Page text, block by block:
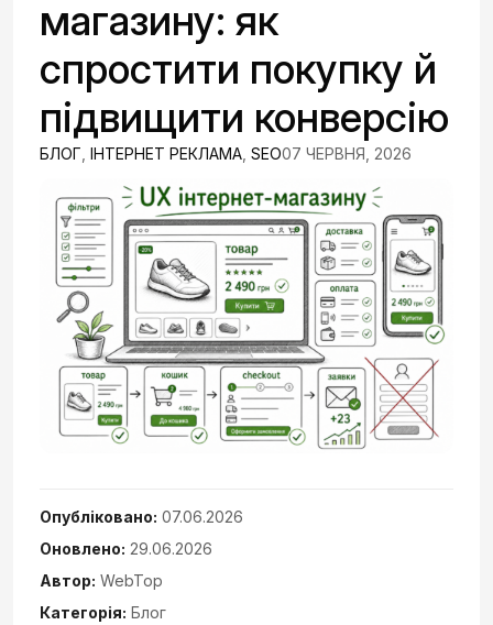
магазину: як
спростити покупку й
підвищити конверсію
БЛОГ ІНТЕРНЕТ РЕКЛАМА SEO07 ЧЕРВНЯ, 2026
Опубліковано: 07.06.2026
Оновлено: 29.06.2026
Автор: WebTop
Категорія: Блог